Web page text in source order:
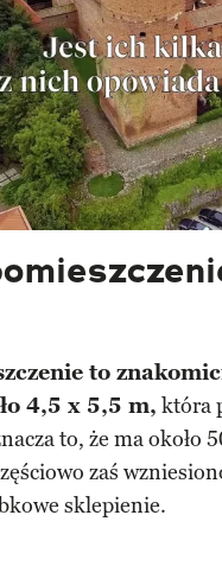
to
4,5 x 5,5 m, która
to, że ma około
zaś
sklepienie.